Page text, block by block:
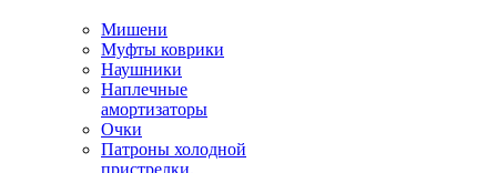
Мишени
Муфты коврики
Наушники
Наплечные
амортизаторы
Очки
Патроны холодной
пристрелки,